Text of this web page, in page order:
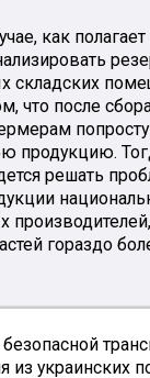
как
складских
что после
попросту
продукцию.
решать
гораздо
из украинских